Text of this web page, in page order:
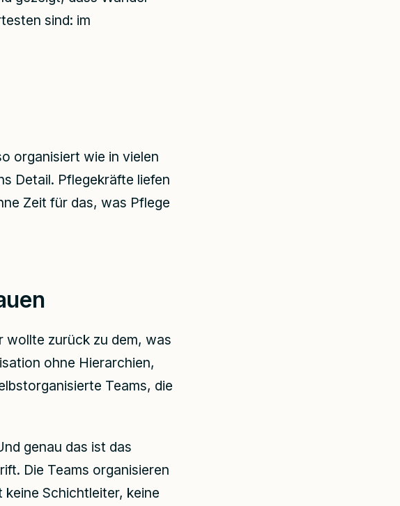
sind: im
organisiert wie in vielen
Detail. Pflegekräfte liefen
Zeit für das, was Pflege
wollte zurück zu dem, was
ohne Hierarchien,
Teams, die
genau das ist das
Die Teams organisieren
keine Schichtleiter, keine